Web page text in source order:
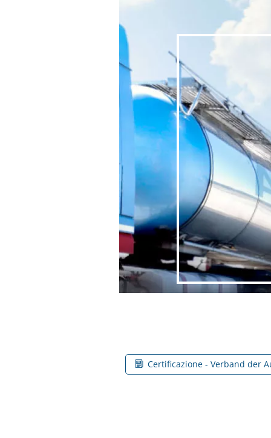
Certificazione - Verband der